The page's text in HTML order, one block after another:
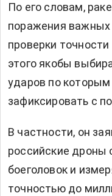
По его словам,
поражения важных
проверки
этого якобы
ударов по
зафиксировать с
В частности, он
российские дроны
боеголовок и
точностью до